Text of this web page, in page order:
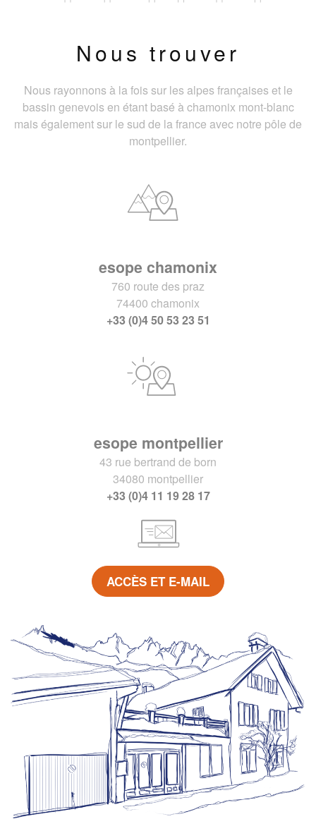
Nous trouver
Nous rayonnons à la fois sur les alpes françaises et le
bassin genevois en étant basé à chamonix mont-blanc
mais également sur le sud de la france avec notre pôle de
montpellier.
esope chamonix
760 route des praz
74400 chamonix
+33 (0)4 50 53 23 51
esope montpellier
43 rue bertrand de born
34080 montpellier
+33 (0)4 11 19 28 17
ACCÈS ET E-MAIL